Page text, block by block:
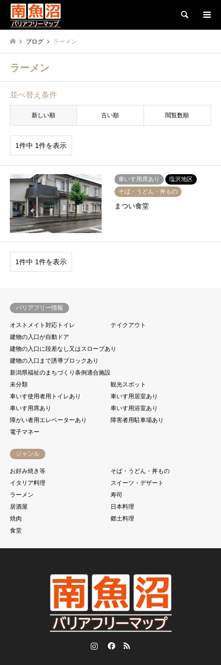
検索
ブログ ラーメン
ラーメン
並べ替え条件
新しい順 古い順 閲覧数順
1件中 1件を表示
車いす用席あり
塩沢地区
そば・うどん・丼もの
まつい食堂
1件中 1件を表示
バリアフリー情報
オストメイト対応トイレ
テイクアウト
建物の入口が自動ドア
建物の入口に段差なし又はスロープあり
建物の入口まで誘導ブロックあり
新潟県福祉のまちづくり条例適合施設
未分類
観光スポット
車いす使用者用トイレあり
車いす用居室あり
車いす用席あり
車いす用浴室あり
障がい者用エレベーターあり
障害者用駐車場あり
電子マネー
ジャンル
お好み焼き等
そば・うどん・丼もの
イタリア料理
スイーツ・デザート
ラーメン
寿司
居酒屋
日本料理
焼肉
郷土料理
食堂